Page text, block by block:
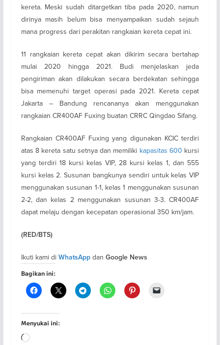
kereta. Meski sudah ditargetkan tiba pada 2020, namun
dirinya masih belum bisa menyampaikan sudah sejauh
mana progress dari perakitan rangkaian kereta cepat ini.
11 rangkaian kereta cepat akan dikirim secara bertahap
mulai 2020 hingga 2021. Budi menjelaskan jeda
pengiriman akan dilakukan secara berdekatan sehingga
bisa memenuhi target operasi pada 2021. Kereta cepat
Jakarta – Bandung rencananya akan menggunakan
rangkaian CR400AF Fuxing buatan CRRC Qingdao Sifang.
Rangkaian CR400AF Fuxing yang digunakan KCIC terdiri
atas 8 kereta satu setnya dan memiliki kapasitas 600 kursi
yang terdiri 18 kursi kelas VIP, 28 kursi kelas 1, dan 555
kursi kelas 2. Susunan bangkunya sendiri untuk kelas VIP
menggunakan susunan 1-1, kelas 1 menggunakan susunan
2-2, dan kelas 2 menggunakan susunan 3-3. CR400AF
dapat melaju dengan kecepatan operasional 350 km/jam.
(RED/BTS)
Ikuti kami di WhatsAppdan Google News
Bagikan ini:
Menyukai ini:
Memuat...